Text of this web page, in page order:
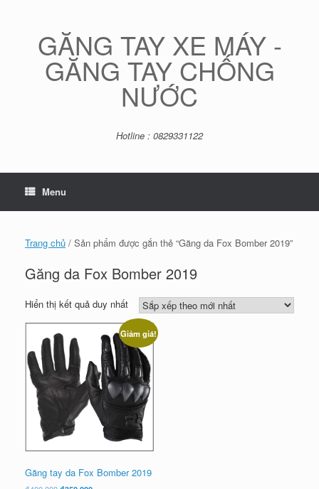
GĂNG TAY XE MÁY -
GĂNG TAY CHỐNG
NƯỚC
Hotline : 0829331122
Menu
Trang chủ / Sản phẩm được gắn thẻ “Găng da Fox Bomber 2019”
Găng da Fox Bomber 2019
Hiển thị kết quả duy nhất
Giảm giá!
Găng tay da Fox Bomber 2019